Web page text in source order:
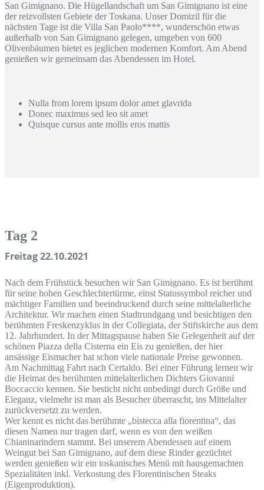
San Gimignano. Die Hügellandschaft um San Gimignano ist eine
der reizvollsten Gebiete der Toskana. Unser Domizil für die
nächsten Tage ist die Villa San Paolo****, wunderschön etwas
außerhalb von San Gimignano gelegen, umgeben von 600
Olivenbäumen bietet es jeglichen modernen Komfort. Am Abend
genießen wir gemeinsam das Abendessen im Hotel.
Nulla from lorem ipsum dolor amet glavrida
Donec maximus sed leo sit amet
Quisque cursus ante mollis eros mattis
Tag 2
Freitag 22.10.2021
Nach dem Frühstück besuchen wir San Gimignano. Es ist berühmt
für seine hohen Geschlechtertürme, einst Statussymbol reicher und
mächtiger Familien und beeindruckend durch seine mittelalterliche
Architektur. Wir machen einen Stadtrundgang und besichtigen den
berühmten Freskenzyklus in der Collegiata, der Stiftskirche aus dem
12. Jahrhundert. In der Mittagspause haben Sie Gelegenheit auf der
schönen Piazza della Cisterna ein Eis zu genießen, der hier
ansässige Eismacher hat schon viele nationale Preise gewonnen.
Am Nachmittag Fahrt nach Certaldo. Bei einer Führung lernen wir
die Heimat des berühmten mittelalterlichen Dichters Giovanni
Boccaccio kennen. Sie besticht nicht unbedingt durch Größe und
Eleganz, vielmehr ist man als Besucher überrascht, ins Mittelalter
zurückversetzt zu werden.
Wer kennt es nicht das berühmte „bistecca alla fiorentina“, das
diesen Namen nur tragen darf, wenn es von den weißen
Chianinarindern stammt. Bei unserem Abendessen auf einem
Weingut bei San Gimignano, auf dem diese Rinder gezüchtet
werden genießen wir ein toskanisches Menü mit hausgemachten
Spezialitäten inkl. Verkostung des Florentinischen Steaks
(Eigenproduktion).